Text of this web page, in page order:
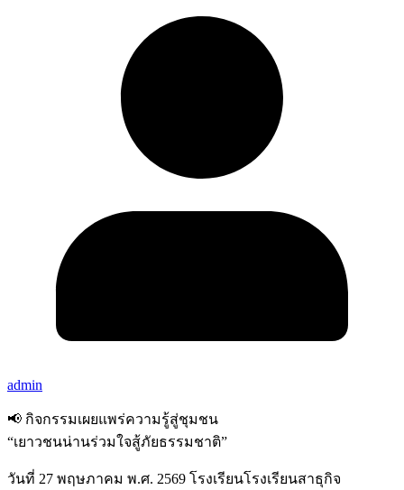
admin
📢 กิจกรรมเผยแพร่ความรู้สู่ชุมชน
“เยาวชนน่านร่วมใจสู้ภัยธรรมชาติ”
วันที่ 27 พฤษภาคม พ.ศ. 2569 โรงเรียนโรงเรียนสาธุกิจ